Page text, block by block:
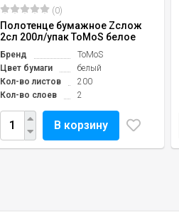
(0)
Полотенце бумажное Zслож
2сл 200л/упак ToMoS белое
Бренд
ToMoS
Цвет бумаги
белый
Кол-во листов
200
Кол-во слоев
2
В корзину